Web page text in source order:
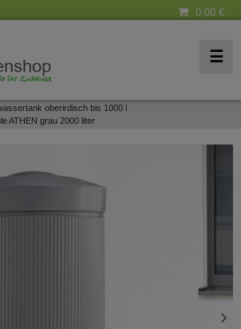
0,00 €
☰
oberirdisch bis 1000 l
ATHEN grau 2000 liter